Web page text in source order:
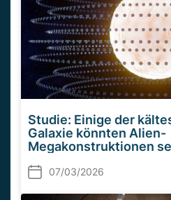
Studie: Einige der
Galaxie könnten Alien-
Megakonstruktionen
07/03/2026